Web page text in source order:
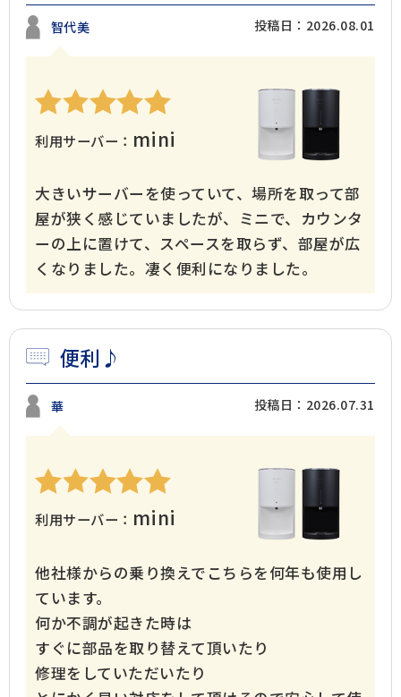
智代美 投稿日：2026.08.01
利用サーバー： mini
大きいサーバーを使っていて、場所を取って部
屋が狭く感じていましたが、ミニで、カウンタ
ーの上に置けて、スペースを取らず、部屋が広
くなりました。凄く便利になりました。
便利♪
華 投稿日：2026.07.31
利用サーバー： mini
他社様からの乗り換えでこちらを何年も使用し
ています。
何か不調が起きた時は
すぐに部品を取り替えて頂いたり
修理をしていただいたり